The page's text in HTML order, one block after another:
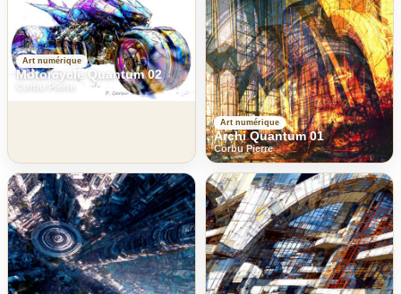
Art numérique
Motorcycle Quantum 02
Corbu Pierre
Art numérique
Archi Quantum 01
Corbu Pierre